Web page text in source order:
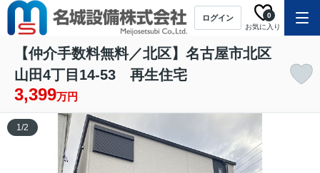
ログイン
お気に入り
0
【仲介手数料無料／北区】名古屋市北区
山田4丁目14-53 再生住宅
3,399万円
1/2